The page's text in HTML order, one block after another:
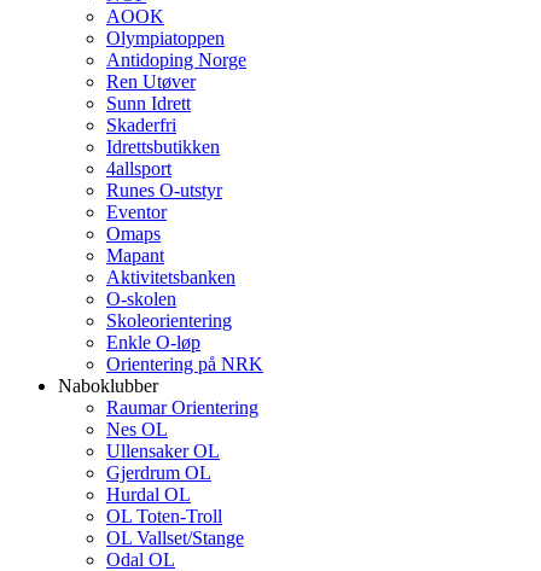
AOOK
Olympiatoppen
Antidoping Norge
Ren Utøver
Sunn Idrett
Skaderfri
Idrettsbutikken
4allsport
Runes O-utstyr
Eventor
Omaps
Mapant
Aktivitetsbanken
O-skolen
Skoleorientering
Enkle O-løp
Orientering på NRK
Naboklubber
Raumar Orientering
Nes OL
Ullensaker OL
Gjerdrum OL
Hurdal OL
OL Toten-Troll
OL Vallset/Stange
Odal OL